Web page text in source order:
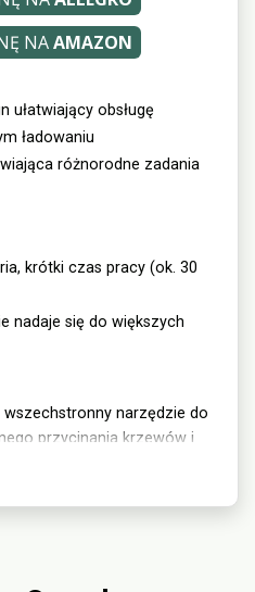
ułatwiający obsługę
ładowaniu
różnorodne zadania
krótki czas pracy (ok. 30
nadaje się do większych
narzędzie do
przycinania krzewów i
trawy i nożyk do krzewów
NAAMAZON